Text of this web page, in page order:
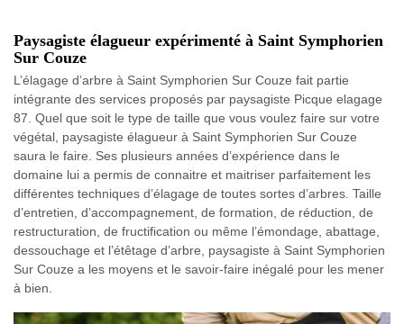
Paysagiste élagueur expérimenté à Saint Symphorien
Sur Couze
L’élagage d’arbre à Saint Symphorien Sur Couze fait partie
intégrante des services proposés par paysagiste Picque elagage
87. Quel que soit le type de taille que vous voulez faire sur votre
végétal, paysagiste élagueur à Saint Symphorien Sur Couze
saura le faire. Ses plusieurs années d’expérience dans le
domaine lui a permis de connaitre et maitriser parfaitement les
différentes techniques d’élagage de toutes sortes d’arbres. Taille
d’entretien, d’accompagnement, de formation, de réduction, de
restructuration, de fructification ou même l’émondage, abattage,
dessouchage et l’étêtage d’arbre, paysagiste à Saint Symphorien
Sur Couze a les moyens et le savoir-faire inégalé pour les mener
à bien.